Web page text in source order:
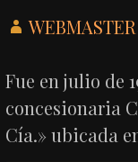
WEBMASTER
Fue en julio de
concesionaria
Cía.» ubicada